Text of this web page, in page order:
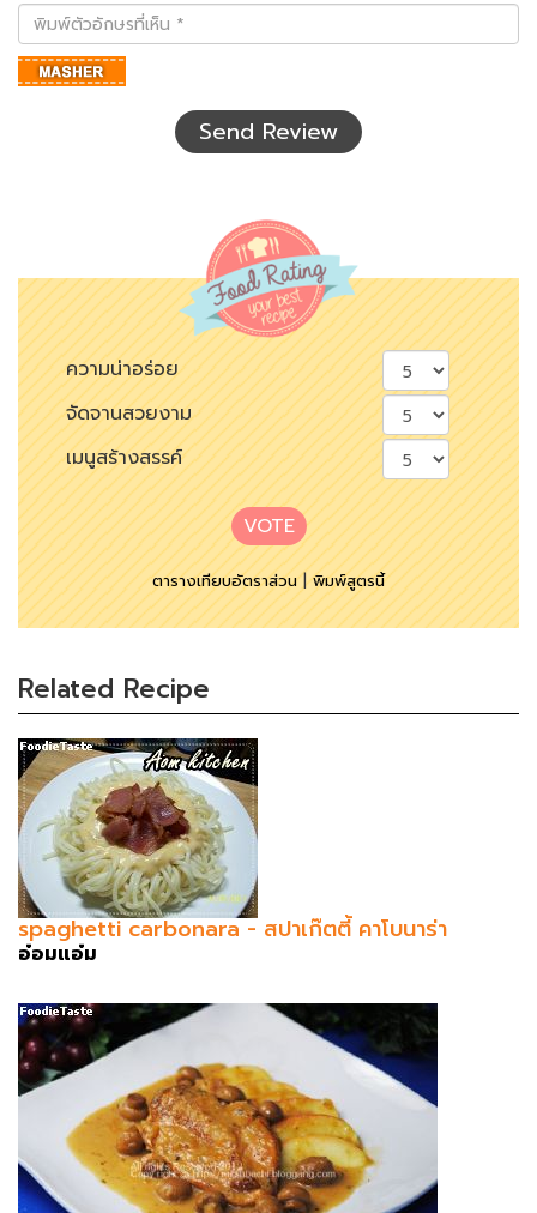
พิมพ์
ตัว
อักษร
ที่
Send Review
ความน่าอร่อย
จัดจานสวยงาม
เมนูสร้างสรรค์
VOTE
ตารางเทียบอัตราส่วน|พิมพ์สูตรนี้
Related Recipe
spaghetti carbonara - สปาเก๊ตตี้ คาโบนาร่า
อ๋อมแอ๋ม